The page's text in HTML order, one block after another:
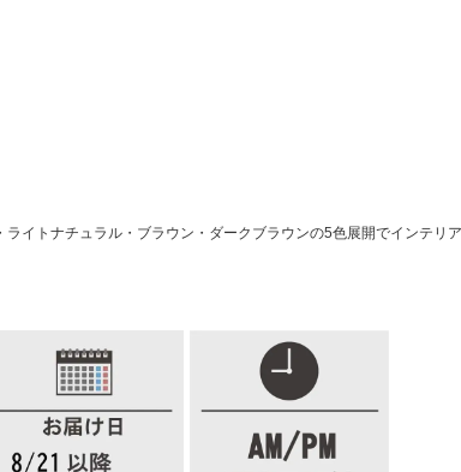
イトナチュラル・ブラウン・ダークブラウンの5色展開でインテ